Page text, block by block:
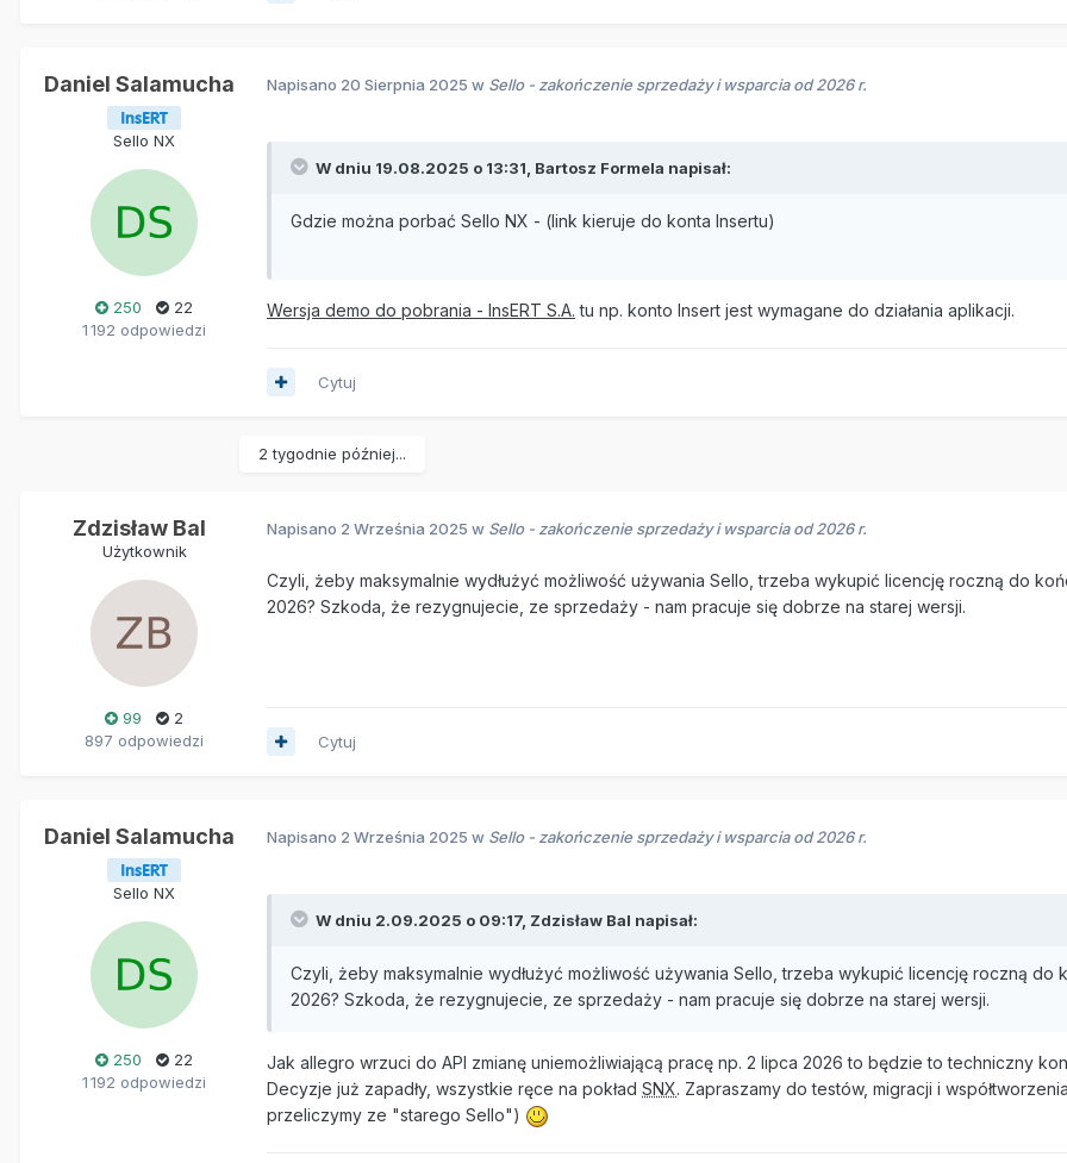
Daniel Salamucha
Sello NX
250
22
1 192 odpowiedzi
Napisano 20 Sierpnia 2025 w Sello - zakończenie sprzedaży i wsparcia od 2026 r.
W dniu 19.08.2025 o 13:31, Bartosz Formela napisał:
Gdzie można porbać Sello NX - (link kieruje do konta Insertu)
Wersja demo do pobrania - InsERT S.A. tu np. konto Insert jest wymagane do działania aplikacji.
Cytuj
2 tygodnie później...
Zdzisław Bal
Użytkownik
99
2
897 odpowiedzi
Napisano 2 Września 2025 w Sello - zakończenie sprzedaży i wsparcia od 2026 r.
Czyli, żeby maksymalnie wydłużyć możliwość używania Sello, trzeba wykupić licencję roczną do
2026? Szkoda, że rezygnujecie, ze sprzedaży - nam pracuje się dobrze na starej wersji.
Cytuj
Daniel Salamucha
Sello NX
250
22
1 192 odpowiedzi
Napisano 2 Września 2025 w Sello - zakończenie sprzedaży i wsparcia od 2026 r.
W dniu 2.09.2025 o 09:17, Zdzisław Bal napisał:
Czyli, żeby maksymalnie wydłużyć możliwość używania Sello, trzeba wykupić licencję roczną
2026? Szkoda, że rezygnujecie, ze sprzedaży - nam pracuje się dobrze na starej wersji.
Jak allegro wrzuci do API zmianę uniemożliwiającą pracę np. 2 lipca 2026 to będzie to techniczny
Decyzje już zapadły, wszystkie ręce na pokład SNX. Zapraszamy do testów, migracji i
przeliczymy ze "starego Sello")